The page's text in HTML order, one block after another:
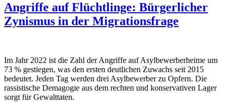
Angriffe auf Flüchtlinge: Bürgerlicher
Zynismus in der Migrationsfrage
Im Jahr 2022 ist die Zahl der Angriffe auf Asylbewerberheime um
73 % gestiegen, was den ersten deutlichen Zuwachs seit 2015
bedeutet. Jeden Tag werden drei Asylbewerber zu Opfern. Die
rassistische Demagogie aus dem rechten und konservativen Lager
sorgt für Gewalttaten.